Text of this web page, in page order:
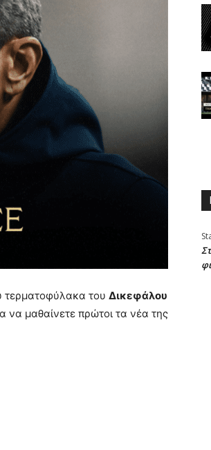
τερματοφύλακα του Δικεφάλου
να μαθαίνετε πρώτοι τα νέα της